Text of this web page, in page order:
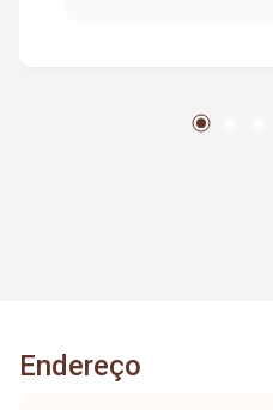
com acessibilidade,
Endereço